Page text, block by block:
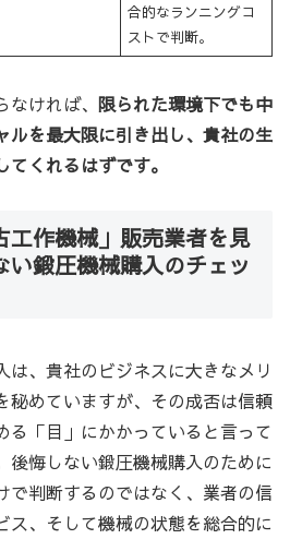
合的なランニングコ
ストで判断。
ければ、 限られた環境下でも中
ルを最大限に引き出し、貴社の生
くれるはずです。
工作機械」販売業者を見
い鍛圧機械購入のチェッ
は、貴社のビジネスに大きなメリ
秘めていますが、その成否は信頼
る「目」にかかっていると言って
後悔しない鍛圧機械購入のために
で判断するのではなく、業者の信
ス、そして機械の状態を総合的に